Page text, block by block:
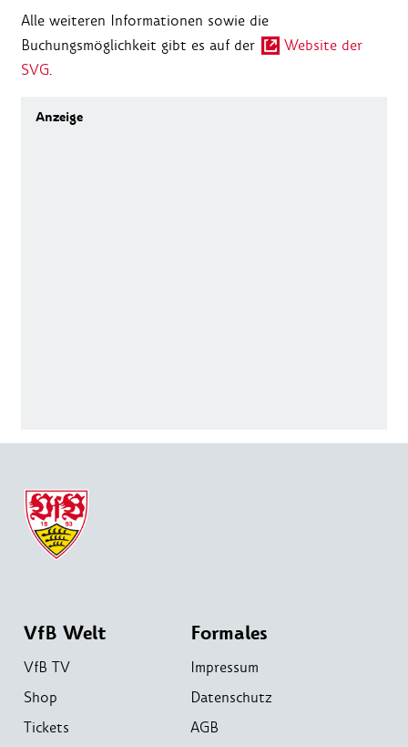
Alle weiteren Informationen sowie die
Buchungsmöglichkeit gibt es auf der
Website der
SVG.
VfB Welt
VfB TV
Shop
Tickets
Formales
Impressum
Datenschutz
AGB